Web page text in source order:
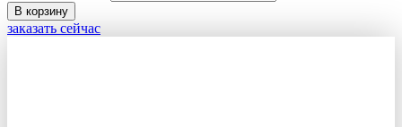
В корзину
заказать сейчас